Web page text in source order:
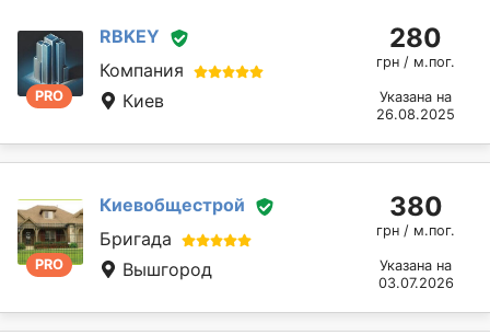
PRO
RBKEY
Компания
Киев
280
грн / м.пог.
Указана на
26.08.2025
PRO
Киевобщестрой
Бригада
Вышгород
380
грн / м.пог.
Указана на
03.07.2026